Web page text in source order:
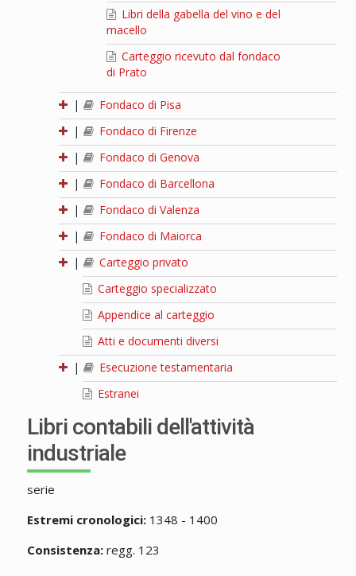
Libri della gabella del vino e del
macello
Carteggio ricevuto dal fondaco
di Prato
|
Fondaco di Pisa
|
Fondaco di Firenze
|
Fondaco di Genova
|
Fondaco di Barcellona
|
Fondaco di Valenza
|
Fondaco di Maiorca
|
Carteggio privato
Carteggio specializzato
Appendice al carteggio
Atti e documenti diversi
|
Esecuzione testamentaria
Estranei
Libri contabili dell'attività
industriale
serie
Estremi cronologici:1348 - 1400
Consistenza:regg. 123